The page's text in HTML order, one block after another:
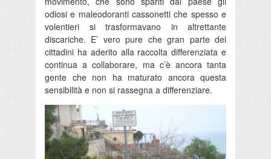
odiosi e maleodoranti cassonetti che spesso e
volentieri si trasformavano in altrettante
discariche. E’ vero pure che gran parte dei
cittadini ha aderito alla raccolta differenziata e
continua a collaborare, ma c’è ancora tanta
gente che non ha maturato ancora questa
sensibilità e non si rassegna a differenziare.